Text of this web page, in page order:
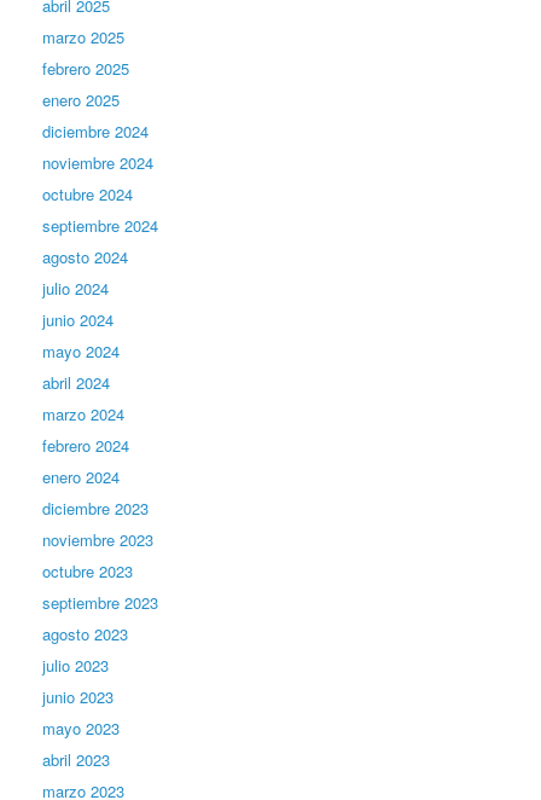
abril 2025
marzo 2025
febrero 2025
enero 2025
diciembre 2024
noviembre 2024
octubre 2024
septiembre 2024
agosto 2024
julio 2024
junio 2024
mayo 2024
abril 2024
marzo 2024
febrero 2024
enero 2024
diciembre 2023
noviembre 2023
octubre 2023
septiembre 2023
agosto 2023
julio 2023
junio 2023
mayo 2023
abril 2023
marzo 2023